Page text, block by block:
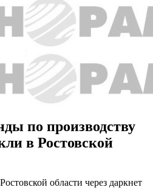
по производству
в Ростовской
области через даркнет